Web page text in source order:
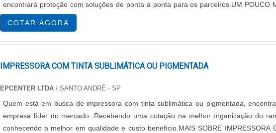
encontrará proteção com soluções de ponta a ponta para os parceiros.UM POUCO
SOBRE IMPRESSORA PARA TINTA SUBLIMÁT...
COTAR AGORA
IMPRESSORA COM TINTA SUBLIMÁTICA OU PIGMENTADA
EPCENTER LTDA / SANTO ANDRÉ - SP
Quem está em busca de impressora com tinta sublimática ou pigmentada,
empresa líder do mercado. Recebendo uma cotação na melhor organização do
conhecendo a melhor em qualidade e custo benefício.MAIS SOBRE IMPRESSORA